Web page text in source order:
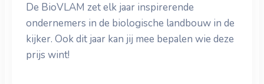
De BioVLAM zet elk jaar inspirerende
ondernemers in de biologische landbouw in de
kijker. Ook dit jaar kan jij mee bepalen wie deze
prijs wint!